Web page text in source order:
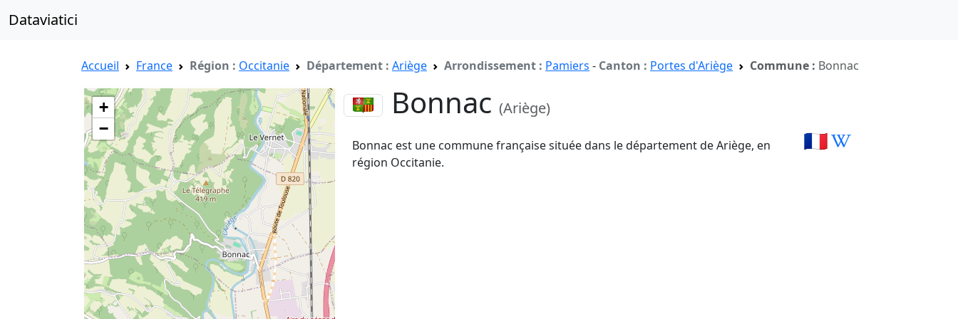
Dataviatici
Accueil France Région : Occitanie Département : Ariège Arrondissement : Pamiers - Canton : Portes d'Ariège Commune : Bonnac
+
−
Bonnac(Ariège)
Bonnac est une commune française située dans le département de Ariège, en
région Occitanie.
🇫🇷